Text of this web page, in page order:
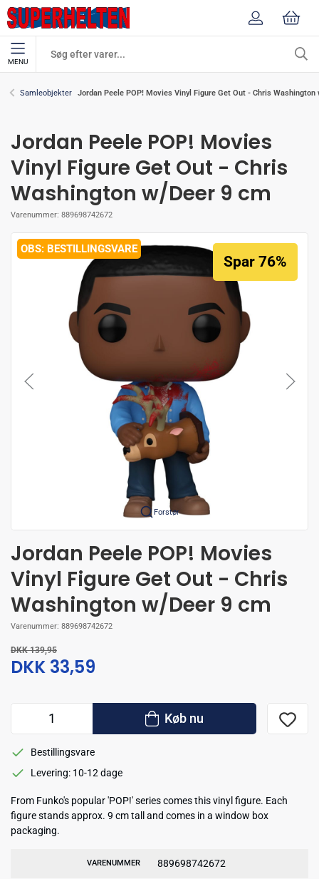
MENU
Samleobjekter Jordan Peele POP! Movies Vinyl Figure Get Out - Chris Washington
Jordan Peele POP! Movies
Vinyl Figure Get Out - Chris
Washington w/Deer 9 cm
Varenummer: 889698742672
BESTILLINGSVARE
Forstør
Spar 76%
Jordan Peele POP! Movies
Vinyl Figure Get Out - Chris
Washington w/Deer 9 cm
Varenummer: 889698742672
DKK 139,95
DKK 33,59
Køb nu
Bestillingsvare
Levering: 10-12 dage
From Funko's popular 'POP!' series comes this vinyl figure. Each
figure stands approx. 9 cm tall and comes in a window box
packaging.
VARENUMMER 889698742672